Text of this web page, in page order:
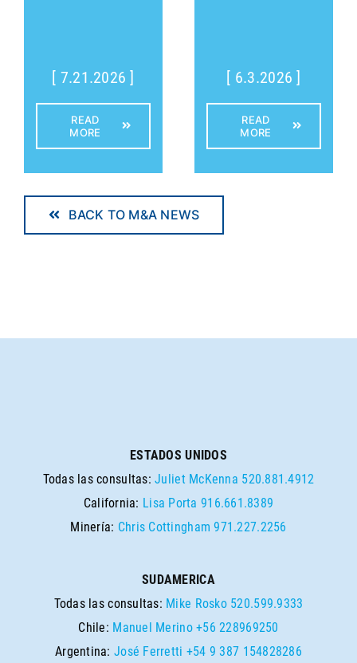
[ 7.21.2026 ]
READ
MORE
[ 6.3.2026 ]
READ
MORE
BACK TO M&A NEWS
ESTADOS UNIDOS
Todas las consultas:Juliet McKenna 520.881.4912
California: Lisa Porta 916.661.8389
Minería: Chris Cottingham 971.227.2256
SUDAMERICA
Todas las consultas: Mike Rosko 520.599.9333
Chile: Manuel Merino +56 228969250
Argentina:José Ferretti +54 9 387 154828286